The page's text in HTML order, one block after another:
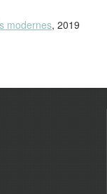
modernes, 2019